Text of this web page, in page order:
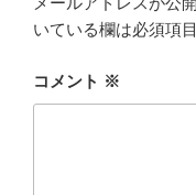
メールアドレスが公
いている欄は必須項
コメント ※